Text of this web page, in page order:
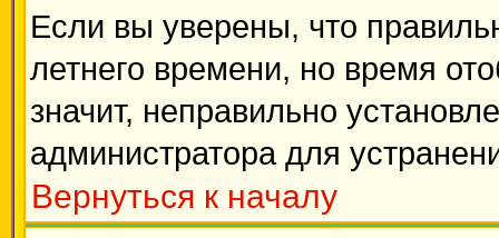
Если вы уверены, что
летнего времени, но время
значит, неправильно
администратора для
Вернуться к началу